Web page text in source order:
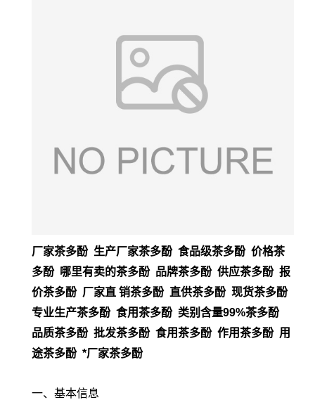
厂家茶多酚 生产厂家茶多酚 食品级茶多酚 价格茶
多酚 哪里有卖的茶多酚 品牌茶多酚 供应茶多酚 报
价茶多酚 厂家直 销茶多酚 直供茶多酚 现货茶多酚
专业生产茶多酚 食用茶多酚 类别含量99%茶多酚
品质茶多酚 批发茶多酚 食用茶多酚 作用茶多酚 用
途茶多酚 *厂家茶多酚
一、基本信息